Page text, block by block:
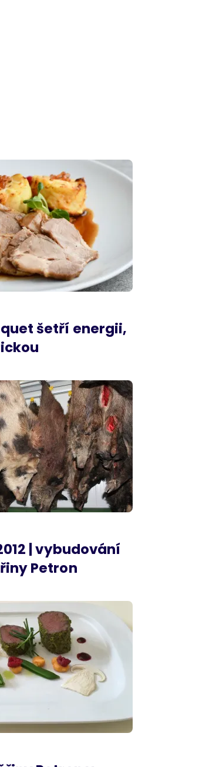
šetří energii,
| vybudování
Petron